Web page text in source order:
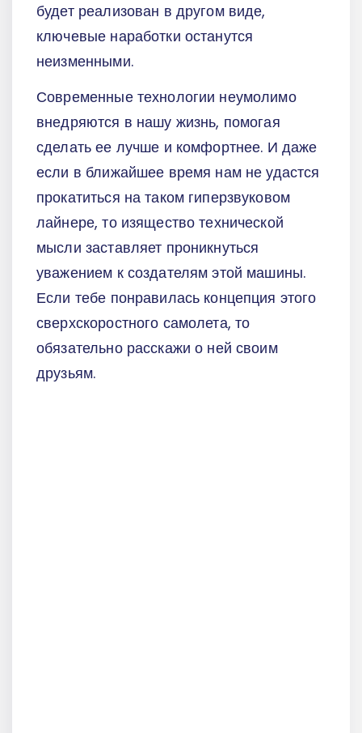
будет реализован в другом виде,
ключевые наработки останутся
неизменными.
Современные технологии неумолимо
внедряются в нашу жизнь, помогая
сделать ее лучше и комфортнее. И даже
если в ближайшее время нам не удастся
прокатиться на таком гиперзвуковом
лайнере, то изящество технической
мысли заставляет проникнуться
уважением к создателям этой машины.
Если тебе понравилась концепция этого
сверхскоростного самолета, то
обязательно расскажи о ней своим
друзьям.